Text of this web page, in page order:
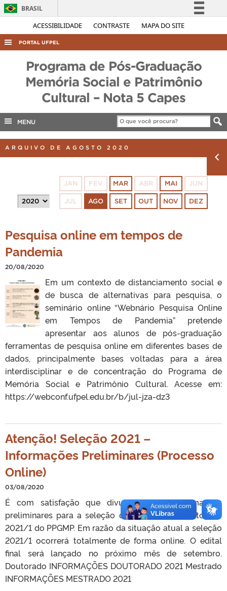
ACESSIBILIDADE CONTRASTE MAPA DO SITE
BRASIL
Simplifique!
Acesso à informação
Legislação
Canais
PORTAL UFPEL
AUDITORIA
COBALTO
INTERNACIONAL
TELEFONES
Programa de Pós-Graduação
Memória Social e Patrimônio
Cultural – Nota 5 Capes
MENU
ARQUIVO DE AGOSTO 2020
JAN FEV MAR ABR MAI JUN
JUL AGO SET OUT NOV DEZ
Pesquisa online em tempos de
Pandemia
20/08/2020
Em um contexto de distanciamento social e
de busca de alternativas para pesquisa, o
seminário online “Webnário Pesquisa Online
em Tempos de Pandemia” pretende
apresentar aos alunos de pós-graduação
ferramentas de pesquisa online em diferentes bases de
dados, principalmente bases voltadas para a área
interdisciplinar e de concentração do Programa de
Memória Social e Patrimônio Cultural. Acesse em:
https://webconf.ufpel.edu.br/b/jul-jza-dz3
Atenção! Seleção 2021 –
Informações Preliminares (Processo
Online)
03/08/2020
É com satisfação que divulgamos as informações
preliminares para a seleção de Mestrado e Doutorado
2021/1 do PPGMP. Em razão da situação atual a seleção
2021/1 ocorrerá totalmente de forma online. O edital
final será lançado no próximo mês de setembro.
Doutorado INFORMAÇÕES DOUTORADO 2021 Mestrado
INFORMAÇÕES MESTRADO 2021